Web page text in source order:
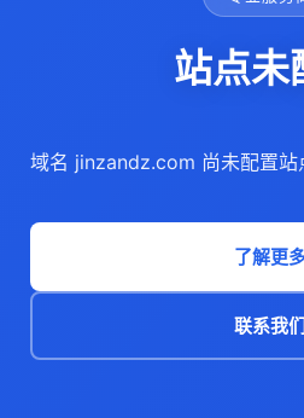
站点未
域名 jinzandz.com 尚未配置站
了解更
联系我